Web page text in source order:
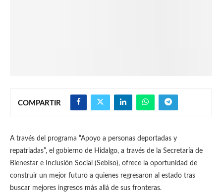
COMPARTIR
A través del programa “Apoyo a personas deportadas y
repatriadas”, el gobierno de Hidalgo, a través de la Secretaría de
Bienestar e Inclusión Social (Sebiso), ofrece la oportunidad de
construir un mejor futuro a quienes regresaron al estado tras
buscar mejores ingresos más allá de sus fronteras.